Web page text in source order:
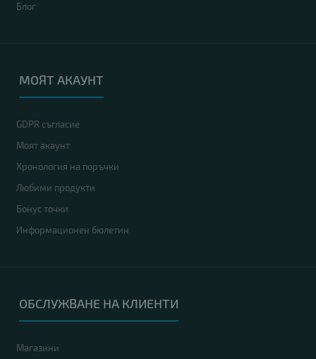
Блог
МОЯТ АКАУНТ
GDPR съгласие
Моят акаунт
Хронология на поръчки
Любими продукти
Бонус точки
Информационен бюлетин
ОБСЛУЖВАНЕ НА КЛИЕНТИ
Магазини